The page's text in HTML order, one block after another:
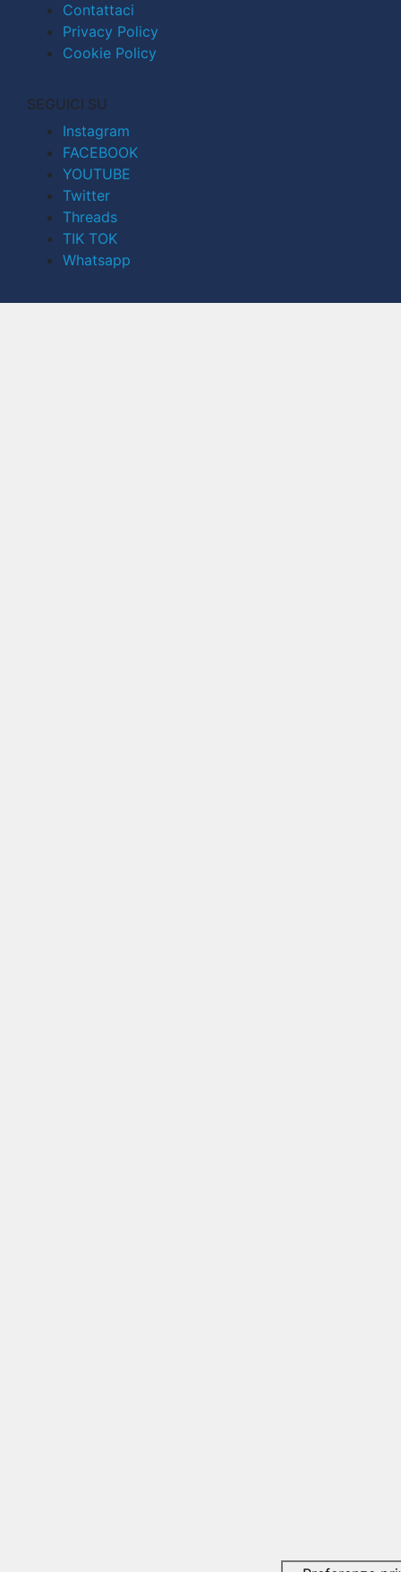
Contattaci
Privacy Policy
Cookie Policy
SEGUICI SU
Instagram
FACEBOOK
YOUTUBE
Twitter
Threads
TIK TOK
Whatsapp